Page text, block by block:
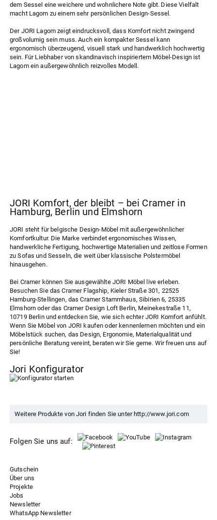
dem Sessel eine weichere und wohnlichere Note gibt. Diese Vielfalt
macht Lagom zu einem sehr persönlichen Design-Sessel.
Der JORI Lagom zeigt eindrucksvoll, dass Komfort nicht zwingend
großvolumig sein muss. Auch ein kompakter Sessel kann
ergonomisch überzeugend, visuell stark und handwerklich hochwertig
sein. Für Liebhaber von skandinavisch inspiriertem Möbel-Design ist
Lagom ein außergewöhnlich reizvolles Modell.
JORI Komfort, der bleibt – bei Cramer in
Hamburg, Berlin und Elmshorn
JORI steht für belgische Design-Möbel mit außergewöhnlicher
Komfortkultur. Die Marke verbindet ergonomisches Wissen,
handwerkliche Fertigung, hochwertige Materialien und zeitlose Formen
zu Sofas und Sesseln, die weit über klassische Polstermöbel
hinausgehen.
Bei Cramer können Sie ausgewählte JORI Möbel live erleben.
Besuchen Sie dasCramer Flagship, Kieler Straße 301, 22525
Hamburg-Stellingen, dasCramer Stammhaus, Sibirien 6, 25335
Elmshorn oder das Cramer Design Loft Berlin, Meinekestraße 11,
10719 Berlin und entdecken Sie, wie sich echter JORI Komfort anfühlt.
Wenn Sie Möbel von JORI kaufen oder kennenlernen möchten und ein
Möbelstück suchen, das Design, Ergonomie, Materialqualität und
persönliche Beratung vereint, beraten wir Sie gerne. Wir freuen uns auf
Sie!
Jori Konfigurator
Weitere Produkte von Jori finden Sie unter http://www.jori.com
Folgen Sie uns auf:
Gutschein
Über uns
Projekte
Jobs
Newsletter
WhatsApp Newsletter